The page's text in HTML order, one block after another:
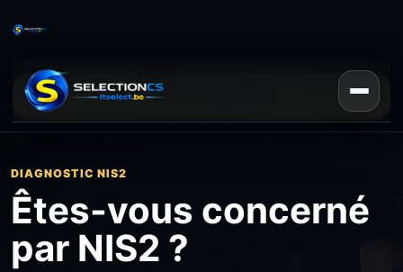
Lancer le diagnostic
DIAGNOSTIC NIS2
Êtes-vous concerné
par NIS2 ?